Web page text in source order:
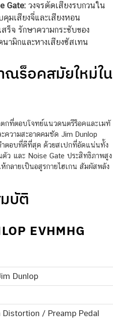
Gate:วงจรตัดเสียงรบกวนใน
มเสียงจี่และเสียงหอน
ร็จ รักษาความกระชับของ
มิกและหางเสียงซัสเทน
ร็อคสมัยใหม่ใน
กที่ตอบโจทย์แนวดนตรีร็อคและเมทั
ความสะอาดคมชัด Jim Dunlop
ำตอบที่ดีที่สุด ด้วยสเปกที่อัดแน่นทั้ง
ว และ Noise Gate ประสิทธิภาพสูง
ลายเป็นอสูรกายไฮเกน สัมผัสพลัง
บัติ
EVHMHG
Dunlop
Distortion / Preamp Pedal